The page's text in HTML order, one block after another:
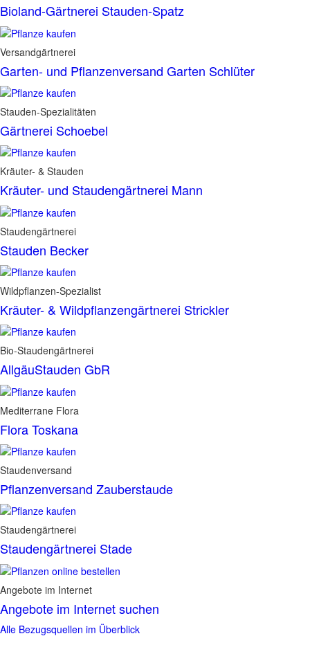
Bioland-Gärtnerei Stauden-Spatz
Versandgärtnerei
Garten- und Pflanzenversand Garten Schlüter
Stauden-Spezialitäten
Gärtnerei Schoebel
Kräuter- & Stauden
Kräuter- und Staudengärtnerei Mann
Staudengärtnerei
Stauden Becker
Wildpflanzen-Spezialist
Kräuter- & Wildpflanzengärtnerei Strickler
Bio-Staudengärtnerei
AllgäuStauden GbR
Mediterrane Flora
Flora Toskana
Staudenversand
Pflanzenversand Zauberstaude
Staudengärtnerei
Staudengärtnerei Stade
Angebote im Internet
Angebote im Internet suchen
Alle Bezugsquellen im Überblick